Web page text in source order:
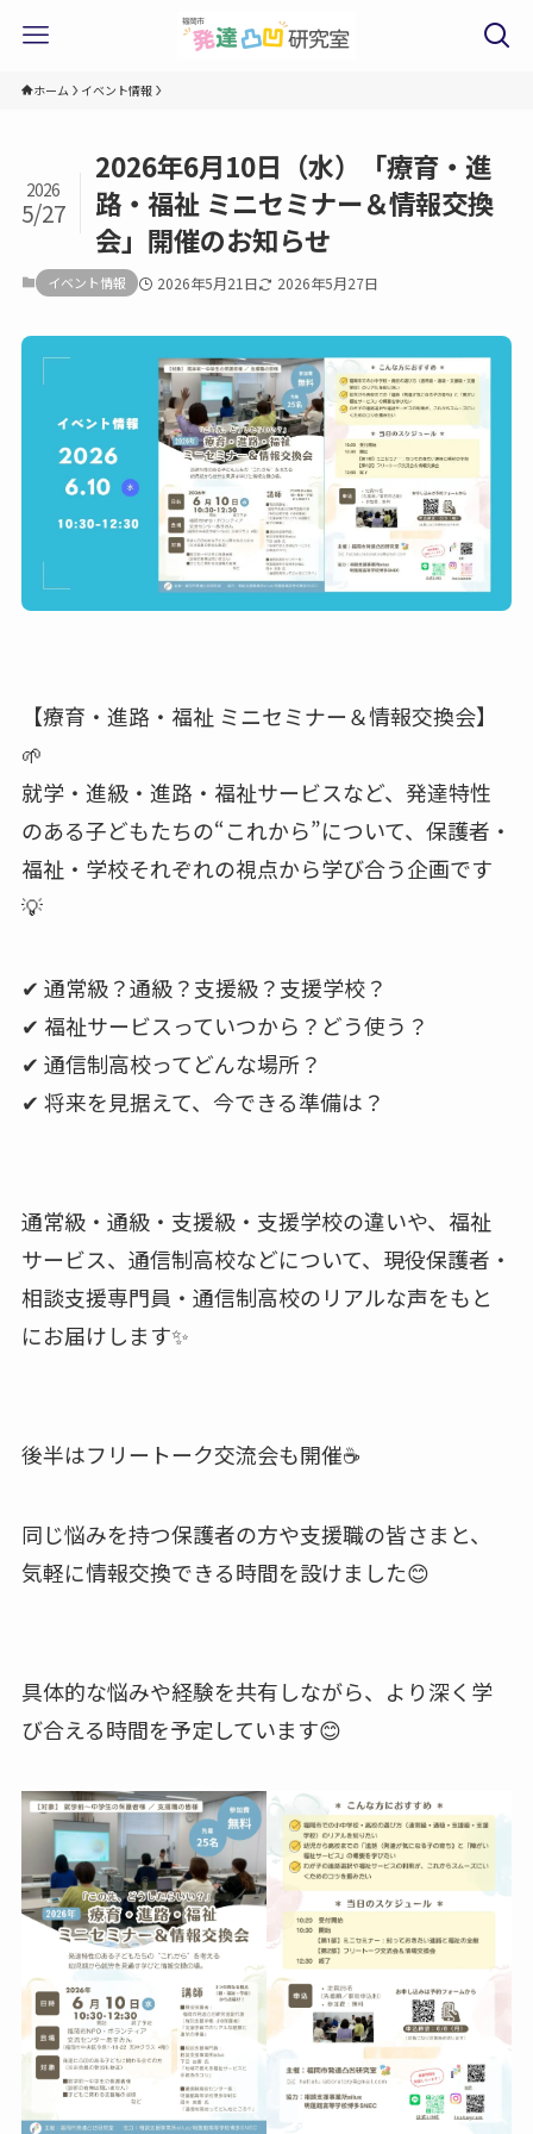
ホーム イベント情報
2026年6月10日（水）「療育・進
路・福祉 ミニセミナー＆情報交換
会」開催のお知らせ
2026
5/27
イベント情報 2026年5月21日 2026年5月27日
【療育・進路・福祉 ミニセミナー＆情報交換会】
🌱
就学・進級・進路・福祉サービスなど、発達特性
のある子どもたちの“これから”について、保護者・
福祉・学校それぞれの視点から学び合う企画です
💡
✔ 通常級？通級？支援級？支援学校？
✔ 福祉サービスっていつから？どう使う？
✔ 通信制高校ってどんな場所？
✔ 将来を見据えて、今できる準備は？
通常級・通級・支援級・支援学校の違いや、福祉
サービス、通信制高校などについて、現役保護者・
相談支援専門員・通信制高校のリアルな声をもと
にお届けします✨
後半はフリートーク交流会も開催☕
同じ悩みを持つ保護者の方や支援職の皆さまと、
気軽に情報交換できる時間を設けました😊
具体的な悩みや経験を共有しながら、より深く学
び合える時間を予定しています😊